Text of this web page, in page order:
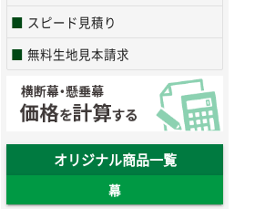
スピード見積り
無料生地見本請求
オリジナル商品一覧
幕